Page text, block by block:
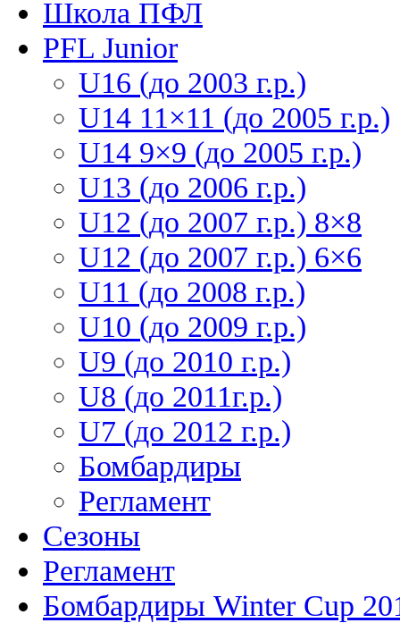
Школа ПФЛ
PFL Junior
U16 (до 2003 г.р.)
U14 11×11 (до 2005 г.р.)
U14 9×9 (до 2005 г.р.)
U13 (до 2006 г.р.)
U12 (до 2007 г.р.) 8×8
U12 (до 2007 г.р.) 6×6
U11 (до 2008 г.р.)
U10 (до 2009 г.р.)
U9 (до 2010 г.р.)
U8 (до 2011г.р.)
U7 (до 2012 г.р.)
Бомбардиры
Регламент
Сезоны
Регламент
Бомбардиры Winter Cup